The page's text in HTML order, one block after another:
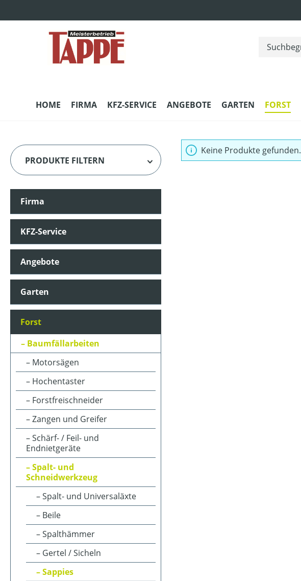
HOME FIRMA KFZ-SERVICE ANGEBOTE GARTEN FORST
PRODUKTE FILTERN
Firma
KFZ-Service
Angebote
Garten
Forst
Baumfällarbeiten
Motorsägen
Hochentaster
Forstfreischneider
Zangen und Greifer
Schärf- / Feil- und
Endnietgeräte
Spalt- und
Schneidwerkzeug
Spalt- und Universaläxte
Beile
Spalthämmer
Gertel / Sicheln
Sappies
Keine Produkte gefunden.